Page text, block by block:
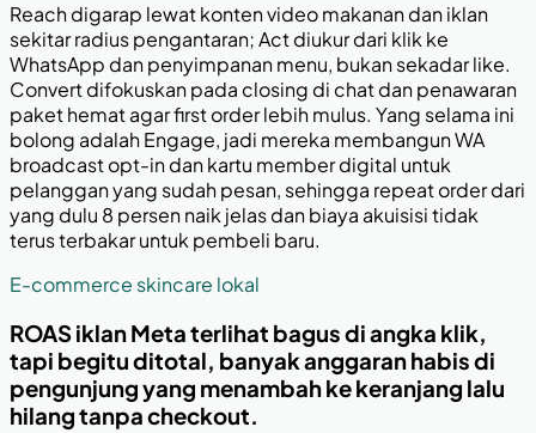
Reach digarap lewat konten video makanan dan iklan
sekitar radius pengantaran; Act diukur dari klik ke
WhatsApp dan penyimpanan menu, bukan sekadar like.
Convert difokuskan pada closing di chat dan penawaran
paket hemat agar first order lebih mulus. Yang selama ini
bolong adalah Engage, jadi mereka membangun WA
broadcast opt-in dan kartu member digital untuk
pelanggan yang sudah pesan, sehingga repeat order dari
yang dulu 8 persen naik jelas dan biaya akuisisi tidak
terus terbakar untuk pembeli baru.
E-commerce skincare lokal
ROAS iklan Meta terlihat bagus di angka klik,
tapi begitu ditotal, banyak anggaran habis di
pengunjung yang menambah ke keranjang lalu
hilang tanpa checkout.